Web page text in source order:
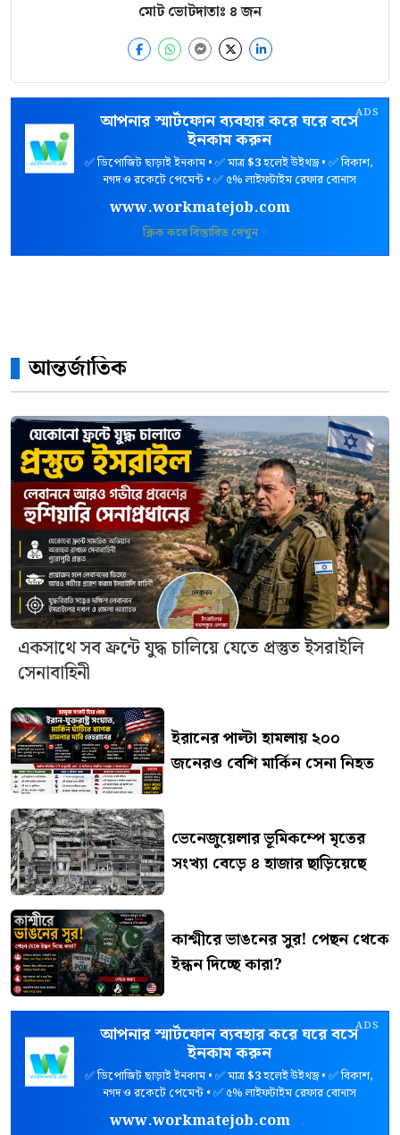
মোট ভোটদাতাঃ ৪জন
ADS
আপনার স্মার্টফোন ব্যবহার করে ঘরে বসে
ইনকাম করুন
✅ ডিপোজিট ছাড়াই ইনকাম • ✅ মাত্র$3হলেই উইথড্র • ✅ বিকাশ,
নগদ ও রকেটে পেমেন্ট • ✅ ৫% লাইফটাইম রেফার বোনাস
www.workmatejob.com
ক্লিক করে বিস্তারিত দেখুন
আন্তর্জাতিক
একসাথে সব ফ্রন্টে যুদ্ধ চালিয়ে যেতে প্রস্তুত ইসরাইলি
সেনাবাহিনী
ইরানের পাল্টা হামলায় ২০০
জনেরও বেশি মার্কিন সেনা নিহত
ভেনেজুয়েলার ভূমিকম্পে মৃতের
সংখ্যা বেড়ে ৪ হাজার ছাড়িয়েছে
কাশ্মীরে ভাঙনের সুর! পেছন থেকে
ইন্ধন দিচ্ছে কারা?
ADS
আপনার স্মার্টফোন ব্যবহার করে ঘরে বসে
ইনকাম করুন
✅ ডিপোজিট ছাড়াই ইনকাম • ✅ মাত্র$3হলেই উইথড্র • ✅ বিকাশ,
নগদ ও রকেটে পেমেন্ট • ✅ ৫% লাইফটাইম রেফার বোনাস
www.workmatejob.com